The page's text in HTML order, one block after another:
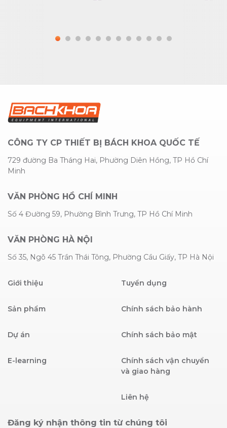
CÔNG TY CP THIẾT BỊ BÁCH KHOA QUỐC TẾ
729 đường Ba Tháng Hai, Phường Diên Hồng, TP Hồ Chí
Minh
VĂN PHÒNG HỒ CHÍ MINH
Số 4 Đường 59, Phường Bình Trưng, TP Hồ Chí Minh
VĂN PHÒNG HÀ NỘI
Số 35, Ngõ 45 Trần Thái Tông, Phường Cầu Giấy, TP Hà Nội
Giới thiệu
Sản phẩm
Dự án
E-learning
Tuyển dụng
Chính sách bảo hành
Chính sách bảo mật
Chính sách vận chuyển
và giao hàng
Liên hệ
Đăng ký nhận thông tin từ chúng tôi